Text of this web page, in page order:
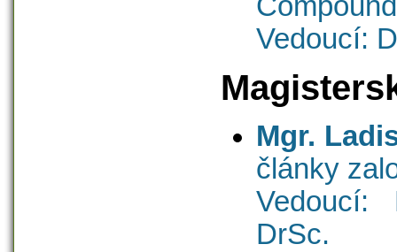
Vedoucí:
Mgr.
články
Vedoucí:
DrSc.